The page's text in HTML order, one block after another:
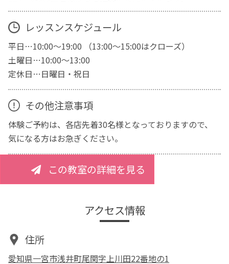
レッスンスケジュール
平日…10:00～19:00 （13:00～15:00はクローズ）
土曜日…10:00～13:00
定休日…日曜日・祝日
その他注意事項
体験ご予約は、各店先着30名様となっておりますので、
気になる方はお急ぎください。
この教室の詳細を見る
アクセス情報
住所
愛知県一宮市浅井町尾関字上川田22番地の1